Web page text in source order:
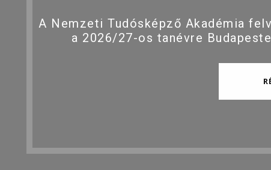
A Nemzeti Tudósképző Akadémia
a 2026/27-os tanévre